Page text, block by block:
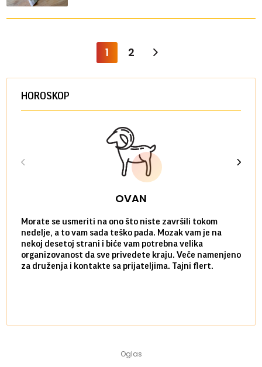
1 2
HOROSKOP
OVAN
Morate se usmeriti na ono što niste završili tokom
nedelje, a to vam sada teško pada. Mozak vam je na
nekoj desetoj strani i biće vam potrebna velika
organizovanost da sve privedete kraju. Veče namenjeno
za druženja i kontakte sa prijateljima. Tajni flert.